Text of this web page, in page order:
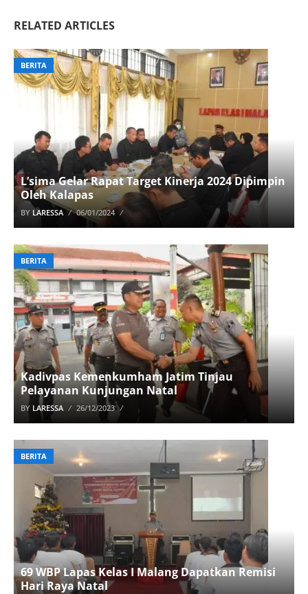
RELATED ARTICLES
BERITA
L’sima Gelar Rapat Target Kinerja 2024 Dipimpin
Oleh Kalapas
BY LARESSA 06/01/2024
BERITA
Kadivpas Kemenkumham Jatim Tinjau
Pelayanan Kunjungan Natal
BY LARESSA 26/12/2023
BERITA
69 WBP Lapas Kelas I Malang Dapatkan Remisi
Hari Raya Natal